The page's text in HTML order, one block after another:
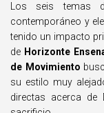
Los seis temas
contemporáneo y
tenido un impacto
de Horizonte
de Movimiento
su estilo muy
directas acerca